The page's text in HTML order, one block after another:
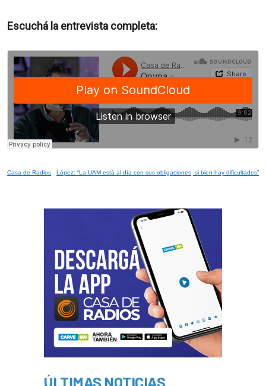
Escuchá la entrevista completa:
Casa de Radios · López: “La UAM está al día con sus obligaciones, si bien hay dificultades”
ÚLTIMAS NOTICIAS